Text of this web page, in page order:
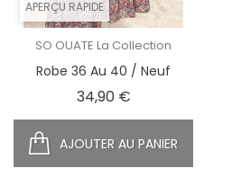
APERÇU RAPIDE
SO OUATE La Collection
Robe 36 Au 40 / Neuf
34,90 €Prix
AJOUTER AU PANIER